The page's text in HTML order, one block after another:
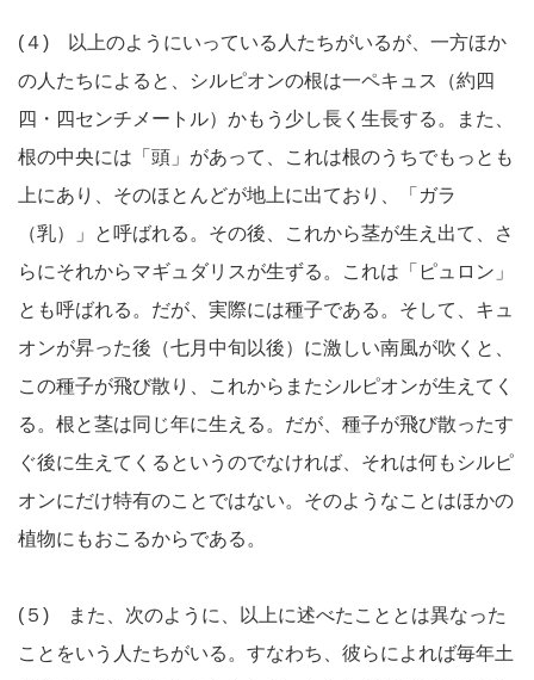
(４) 以上のようにいっている人たちがいるが、一方ほか
の人たちによると、シルピオンの根は一ペキュス（約四
四・四センチメートル）かもう少し長く生長する。また、
根の中央には「頭」があって、これは根のうちでもっとも
上にあり、そのほとんどが地上に出ており、「ガラ
（乳）」と呼ばれる。その後、これから茎が生え出て、さ
らにそれからマギュダリスが生ずる。これは「ピュロン」
とも呼ばれる。だが、実際には種子である。そして、キュ
オンが昇った後（七月中旬以後）に激しい南風が吹くと、
この種子が飛び散り、これからまたシルピオンが生えてく
る。根と茎は同じ年に生える。だが、種子が飛び散ったす
ぐ後に生えてくるというのでなければ、それは何もシルピ
オンにだけ特有のことではない。そのようなことはほかの
植物にもおこるからである。
(５) また、次のように、以上に述べたこととは異なった
ことをいう人たちがいる。すなわち、彼らによれば毎年土